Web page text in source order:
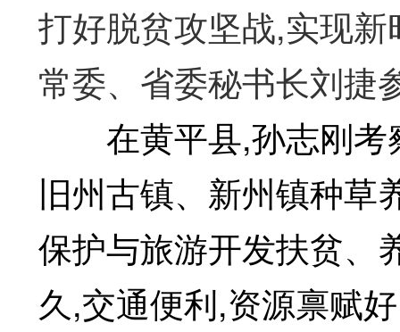
打好脱贫攻坚战,实现
常委、省委秘书长刘捷
在黄平县,孙志刚考
旧州古镇、新州镇种草
保护与旅游开发扶贫、
久,交通便利,资源禀赋